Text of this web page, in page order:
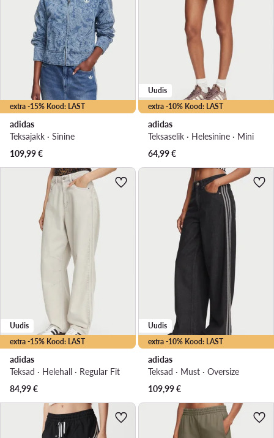
extra -15% Kood: LAST
adidas
Teksajakk · Sinine
109,99€
extra -10% Kood: LAST
Uudis
adidas
Teksaselik · Helesinine · Mini
64,99€
extra -15% Kood: LAST
Uudis
adidas
Teksad · Helehall · Regular Fit
84,99€
extra -10% Kood: LAST
Uudis
adidas
Teksad · Must · Oversize
109,99€